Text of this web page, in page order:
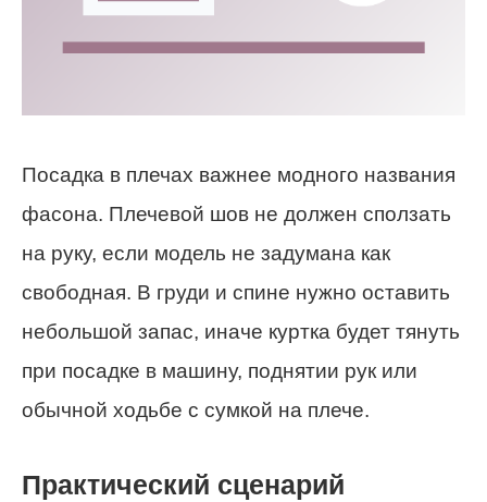
Посадка в плечах важнее модного названия
фасона. Плечевой шов не должен сползать
на руку, если модель не задумана как
свободная. В груди и спине нужно оставить
небольшой запас, иначе куртка будет тянуть
при посадке в машину, поднятии рук или
обычной ходьбе с сумкой на плече.
Практический сценарий